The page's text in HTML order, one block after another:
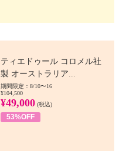
ティエドゥール コロメル社
製 オーストラリア...
期間限定：8/10〜16
¥104,500
¥49,000 (税込)
53%OFF